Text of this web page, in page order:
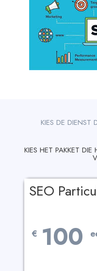
KIES DE DIENST
KIES HET PAKKET
SEO
€ 100